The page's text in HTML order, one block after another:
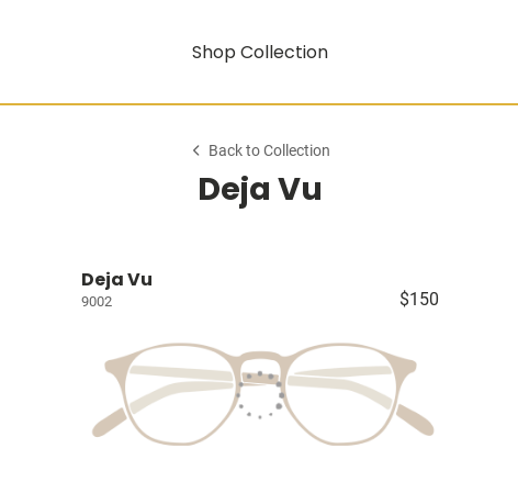
Shop Collection
Back to Collection
Deja Vu
Deja Vu
9002 $150